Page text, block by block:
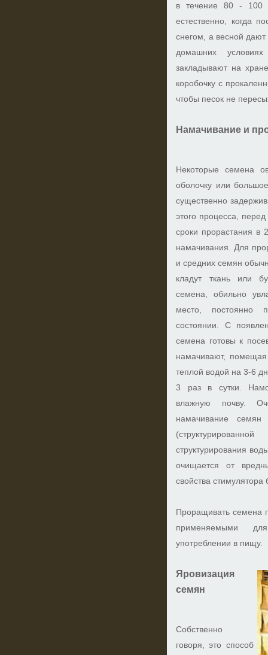
в течение 80 - 100
естественно, когда
снегом, а весной
домашних
закладывают на
коробочку с
чтобы песок не
Намачивание и
Некоторые семена
оболочку или
существенно
этого процесса,
сроки прорастания в
намачивания. Для
и средних семян
кладут ткань или
семена, обильно
место, постоянно
состоянии. С
семена готовы к
намачивают,
теплой водой на 3-6
3 раз в сутки.
влажную почву.
намачивание
структурирования
очищается от
свойства стимулятора
Проращивать семена
применяемыми
употреблении в пищу.
Яровизация
семян
Собственно
говоря, это способ